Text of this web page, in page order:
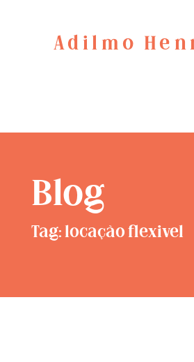
Adilmo
Blog
Tag: locação flexivel